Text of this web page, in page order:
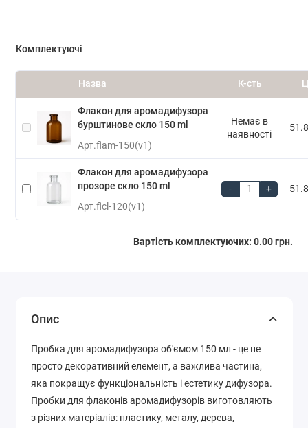
Комплектуючі
Назва К-сть
Флакон для аромадифузора
бурштинове скло 150 ml
Арт.flam-150(v1)
Немає в
наявності
Флакон для аромадифузора
прозоре скло 150 ml
Арт.flcl-120(v1)
- +
Вартість комплектуючих: 0.00 грн.
Опис
Пробка для аромадифузора об'ємом 150 мл - це не
просто декоративний елемент, а важлива частина,
яка покращує функціональність і естетику дифузора.
Пробки для флаконів аромадифузорів виготовляють
з різних матеріалів: пластику, металу, дерева,